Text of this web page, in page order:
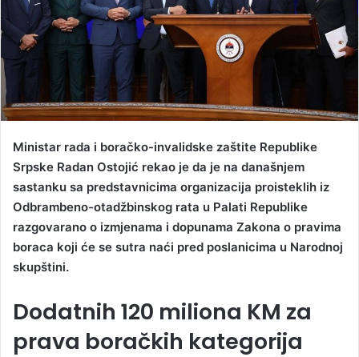
a
l
Ministar rada i boračko-invalidske zaštite Republike
Srpske Radan Ostojić rekao je da je na današnjem
sastanku sa predstavnicima organizacija proisteklih iz
Odbrambeno-otadžbinskog rata u Palati Republike
razgovarano o izmjenama i dopunama Zakona o pravima
boraca koji će se sutra naći pred poslanicima u Narodnoj
skupštini.
Dodatnih 120 miliona KM za
prava boračkih kategorija